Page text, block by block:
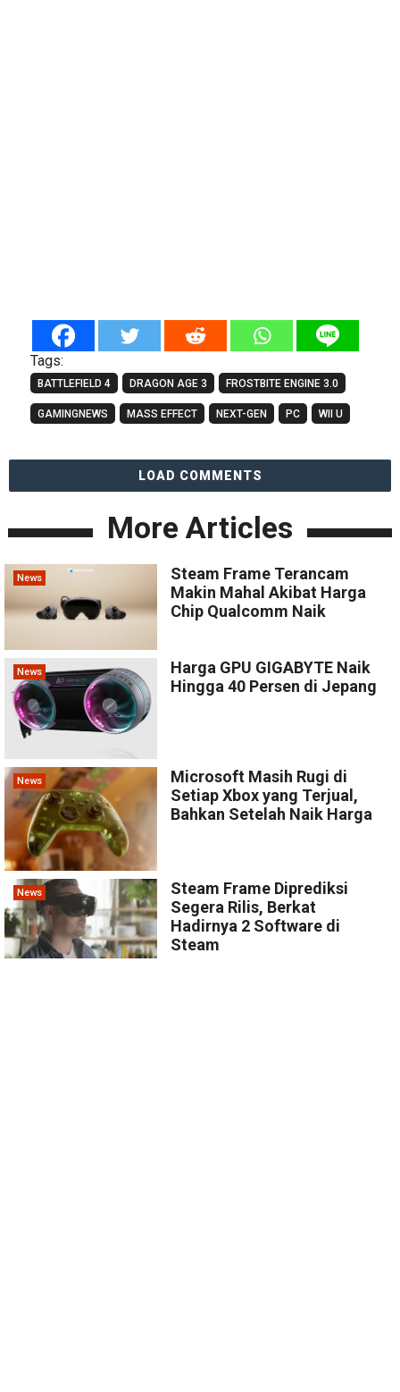
Tags:
BATTLEFIELD 4 DRAGON AGE 3 FROSTBITE ENGINE 3.0
GAMINGNEWS MASS EFFECT NEXT-GEN PC WII U
LOAD COMMENTS
More Articles
News
Steam Frame Terancam
Makin Mahal Akibat Harga
Chip Qualcomm Naik
News
Harga GPU GIGABYTE Naik
Hingga 40 Persen di Jepang
News
Microsoft Masih Rugi di
Setiap Xbox yang Terjual,
Bahkan Setelah Naik Harga
News
Steam Frame Diprediksi
Segera Rilis, Berkat
Hadirnya 2 Software di
Steam